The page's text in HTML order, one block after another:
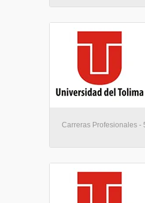
Carreras Profesionales -